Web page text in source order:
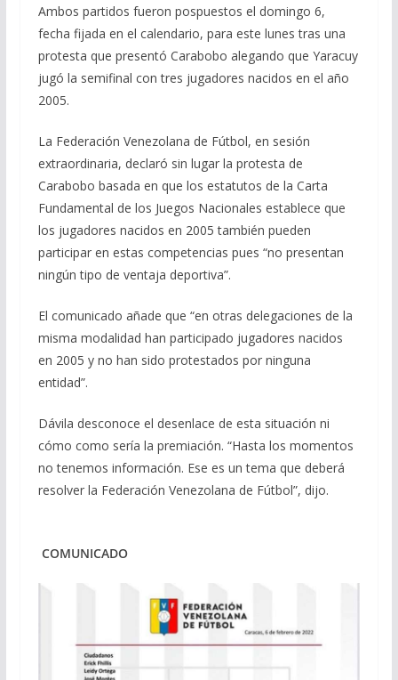
Ambos partidos fueron pospuestos el domingo 6,
fecha fijada en el calendario, para este lunes tras una
protesta que presentó Carabobo alegando que Yaracuy
jugó la semifinal con tres jugadores nacidos en el año
2005.
La Federación Venezolana de Fútbol, en sesión
extraordinaria, declaró sin lugar la protesta de
Carabobo basada en que los estatutos de la Carta
Fundamental de los Juegos Nacionales establece que
los jugadores nacidos en 2005 también pueden
participar en estas competencias pues “no presentan
ningún tipo de ventaja deportiva”.
El comunicado añade que “en otras delegaciones de la
misma modalidad han participado jugadores nacidos
en 2005 y no han sido protestados por ninguna
entidad”.
Dávila desconoce el desenlace de esta situación ni
cómo como sería la premiación. “Hasta los momentos
no tenemos información. Ese es un tema que deberá
resolver la Federación Venezolana de Fútbol”, dijo.
COMUNICADO